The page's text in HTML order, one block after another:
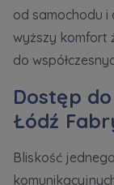
od samochodu i
wyższy komfort
do
Dostęp
Łódź
Bliskość